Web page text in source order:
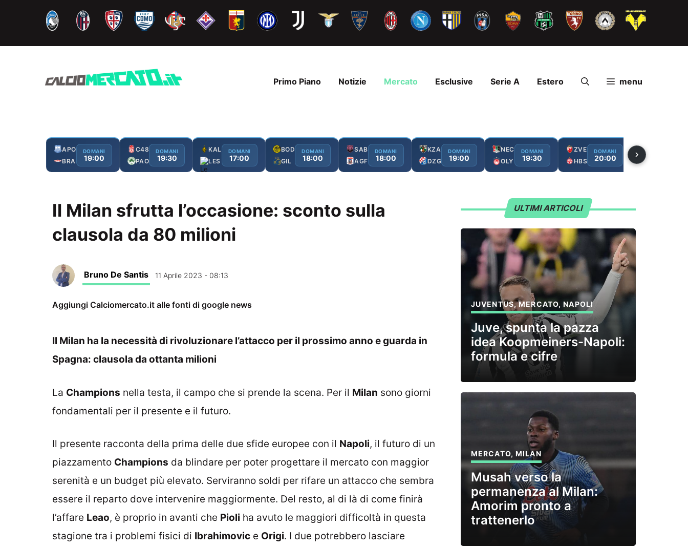
contenuto
Primo Piano Notizie Mercato Esclusive Serie A Estero menu
APO
BRA
DOMANI
19:00
C48
PAO
DOMANI
19:30
KAL
LES
DOMANI
17:00
BOD
GIL
DOMANI
18:00
SAB
AGF
DOMANI
18:00
KZA
DZG
DOMANI
19:00
NEC
OLY
DOMANI
19:30
ZVE
HBS
DOMANI
20:00
Il Milan sfrutta l’occasione: sconto sulla
clausola da 80 milioni
Bruno De Santis 11 Aprile 2023 - 08:13
Aggiungi Calciomercato.it alle fonti di google news
Il Milan ha la necessità di rivoluzionare l’attacco per il prossimo anno e guarda in
Spagna: clausola da ottanta milioni
La Champions nella testa, il campo che si prende la scena. Per il Milan sono giorni
fondamentali per il presente e il futuro.
Il presente racconta della prima delle due sfide europee con il Napoli, il futuro di un
piazzamento Champions da blindare per poter progettare il mercato con maggior
serenità e un budget più elevato. Serviranno soldi per rifare un attacco che sembra
essere il reparto dove intervenire maggiormente. Del resto, al di là di come finirà
l’affare Leao, è proprio in avanti che Pioli ha avuto le maggiori difficoltà in questa
stagione tra i problemi fisici di Ibrahimovic e Origi. I due potrebbero lasciare
ULTIMI ARTICOLI
JUVENTUS,MERCATO,NAPOLI
Juve, spunta la pazza
idea Koopmeiners-Napoli:
formula e cifre
MERCATO, MILAN
Musah verso la
permanenza al Milan:
Amorim pronto a
trattenerlo